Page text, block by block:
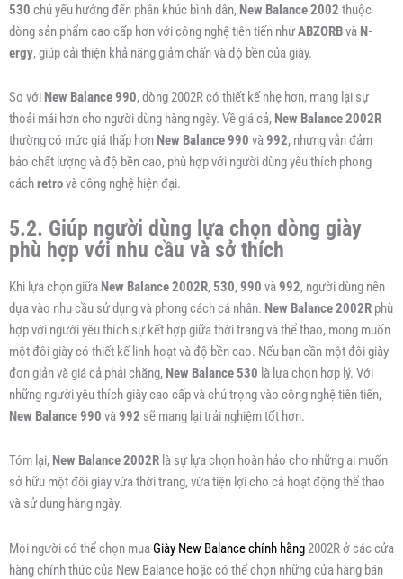
530 chủ yếu hướng đến phân khúc bình dân, New Balance 2002 thuộc
dòng sản phẩm cao cấp hơn với công nghệ tiên tiến nhưABZORBvà N-
ergy, giúp cải thiện khả năng giảm chấn và độ bền của giày.
So với New Balance 990, dòng 2002R có thiết kế nhẹ hơn, mang lại sự
thoải mái hơn cho người dùng hàng ngày. Về giá cả, New Balance 2002R
thường có mức giá thấp hơn New Balance 990 và992, nhưng vẫn đảm
bảo chất lượng và độ bền cao, phù hợp với người dùng yêu thích phong
cáchretrovà công nghệ hiện đại.
5.2. Giúp người dùng lựa chọn dòng giày
phù hợp với nhu cầu và sở thích
Khi lựa chọn giữa New Balance 2002R,530,990 và 992, người dùng nên
dựa vào nhu cầu sử dụng và phong cách cá nhân. New Balance 2002R phù
hợp với người yêu thích sự kết hợp giữa thời trang và thể thao, mong muốn
một đôi giày có thiết kế linh hoạt và độ bền cao. Nếu bạn cần một đôi giày
đơn giản và giá cả phải chăng, New Balance 530 là lựa chọn hợp lý. Với
những người yêu thích giày cao cấp và chú trọng vào công nghệ tiên tiến,
New Balance 990 và 992 sẽ mang lại trải nghiệm tốt hơn.
Tóm lại, New Balance 2002R là sự lựa chọn hoàn hảo cho những ai muốn
sở hữu một đôi giày vừa thời trang, vừa tiện lợi cho cả hoạt động thể thao
và sử dụng hàng ngày.
Mọi người có thể chọn muaGiày New Balance chính hãng2002R ở các cửa
hàng chính thức của New Balance hoặc có thể chọn những cửa hàng bán